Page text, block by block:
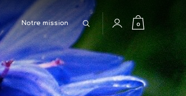
Notre mission
Rechercher
0